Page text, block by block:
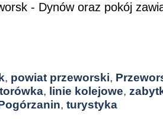
- Dynów oraz pokój
, powiat przeworski,
, linie kolejowe,
, turystyka